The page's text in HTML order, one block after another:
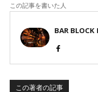
この記事を書いた人
BAR BLOCK
この著者の記事